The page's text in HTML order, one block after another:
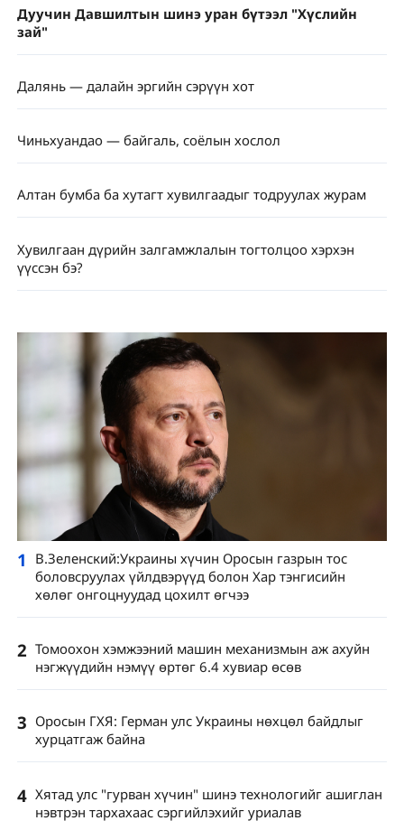
Дуучин Давшилтын шинэ уран бүтээл "Хүслийн
зай"
Далянь — далайн эргийн сэрүүн хот
Чиньхуандао — байгаль, соёлын хослол
Алтан бумба ба хутагт хувилгаадыг тодруулах журам
Хувилгаан дүрийн залгамжлалын тогтолцоо хэрхэн
үүссэн бэ?
1
В.Зеленский:Украины хүчин Оросын газрын тос
боловсруулах үйлдвэрүүд болон Хар тэнгисийн
хөлөг онгоцнуудад цохилт өгчээ
2 Томоохон хэмжээний машин механизмын аж ахуйн
нэгжүүдийн нэмүү өртөг 6.4 хувиар өсөв
3 Оросын ГХЯ: Герман улс Украины нөхцөл байдлыг
хурцатгаж байна
4 Хятад улс "гурван хүчин" шинэ технологийг ашиглан
нэвтрэн тархахаас сэргийлэхийг уриалав